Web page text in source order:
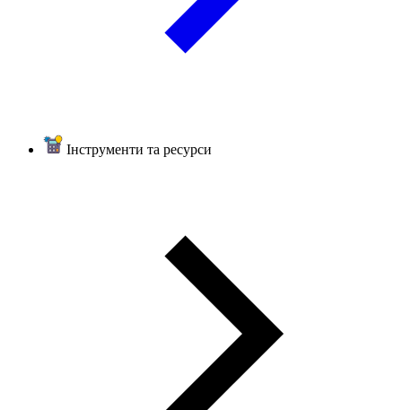
Інструменти та ресурси